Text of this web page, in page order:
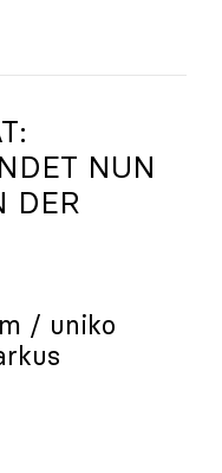
geben
NUN
DER
/ uniko